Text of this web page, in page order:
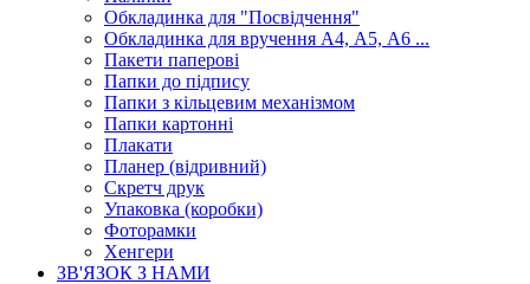
Обкладинка для "Посвідчення"
Обкладинка для вручення А4, А5, А6 ...
Пакети паперові
Папки до підпису
Папки з кільцевим механізмом
Папки картонні
Плакати
Планер (відривний)
Скретч друк
Упаковка (коробки)
Фоторамки
Хенгери
ЗВ'ЯЗОК З НАМИ